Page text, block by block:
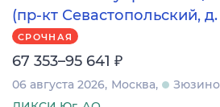
(пр-кт Севастопольский, д.
СРОЧНАЯ
67 353–95 641 ₽
06 августа 2026 Москва
Зюзино